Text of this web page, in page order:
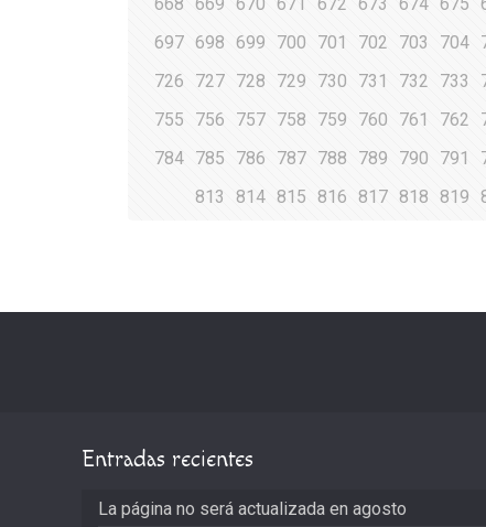
697 698 699 700 701 702 703 704
726
727 728 729 730 731 732 733
755
756 757 758 759 760 761 762
784 785 786 787 788 789 790 791
813
814 815 816 817 818 819
Entradas recientes
La página no será actualizada en agosto